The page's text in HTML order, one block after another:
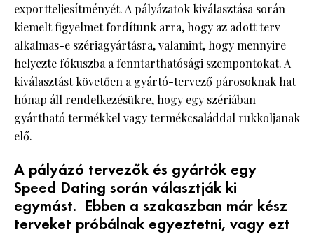
exportteljesítményét. A pályázatok kiválasztása során
kiemelt figyelmet fordítunk arra, hogy az adott terv
alkalmas-e szériagyártásra, valamint, hogy mennyire
helyezte fókuszba a fenntarthatósági szempontokat. A
kiválasztást követően a gyártó-tervező párosoknak hat
hónap áll rendelkezésükre, hogy egy szériában
gyártható termékkel vagy termékcsaláddal rukkoljanak
elő.
A pályázó tervezők és gyártók egy
Speed Dating során választják ki
egymást. Ebben a szakaszban már kész
terveket próbálnak egyeztetni, vagy ezt